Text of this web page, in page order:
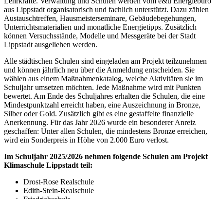
aus Lippstadt organisatorisch und fachlich unterstützt. Dazu zählen
Austauschtreffen, Hausmeisterseminare, Gebäudebegehungen,
Unterrichtsmaterialien und monatliche Energietipps. Zusätzlich
können Versuchsstände, Modelle und Messgeräte bei der Stadt
Lippstadt ausgeliehen werden.
Alle städtischen Schulen sind eingeladen am Projekt teilzunehmen
und können jährlich neu über die Anmeldung entscheiden. Sie
wählen aus einem Maßnahmenkatalog, welche Aktivitäten sie im
Schuljahr umsetzen möchten. Jede Maßnahme wird mit Punkten
bewertet. Am Ende des Schuljahres erhalten die Schulen, die eine
Mindestpunktzahl erreicht haben, eine Auszeichnung in Bronze,
Silber oder Gold. Zusätzlich gibt es eine gestaffelte finanzielle
Anerkennung. Für das Jahr 2026 wurde ein besonderer Anreiz
geschaffen: Unter allen Schulen, die mindestens Bronze erreichen,
wird ein Sonderpreis in Höhe von 2.000 Euro verlost.
Im Schuljahr 2025/2026 nehmen folgende Schulen am Projekt
Klimaschule Lippstadt teil:
Drost-Rose Realschule
Edith-Stein-Realschule